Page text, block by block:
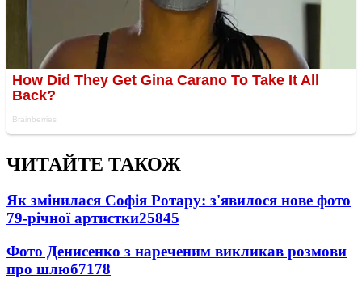
ЧИТАЙТЕ ТАКОЖ
Як змінилася Софія Ротару: з'явилося нове фото
79-річної артистки25845
Фото Денисенко з нареченим викликав розмови
про шлюб7178